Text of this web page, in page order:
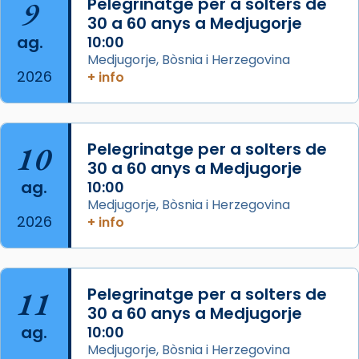
les aconseguirà el 1772. L’ofici que es canta
a la “Missa de les Santes” (“Missa de
Glòria”) fou composta el 1848 per Mn.
Manuel Blanch, amb aire d’òpera
italianitzant; s’interpreta per privilegi
pontifici, amb orquestra i cor, i té una
duració aproximada de tres hores. Després,
processó (recuperada el 1972) al voltant
del temple amb les relíquies de les santes.
Des de 1985 hi participa també un grup de
diablesses amb música i ball propis. Festa
gran a Mataró.
«Si vols saber què és calor, ves per les
Santes a Mataró»🥵.
Photo
View on Facebook ·
9
ag.
2026
30 a 60 anys a Medjugorje
10:00
Medjugorje, Bòsnia i Herzegovina
+ info
10
ag.
2026
Pelegrinatge per a solters de
30 a 60 anys a Medjugorje
10:00
Medjugorje, Bòsnia i Herzegovina
+ info
11
ag.
Pelegrinatge per a solters de
30 a 60 anys a Medjugorje
10:00
Medjugorje, Bòsnia i Herzegovina